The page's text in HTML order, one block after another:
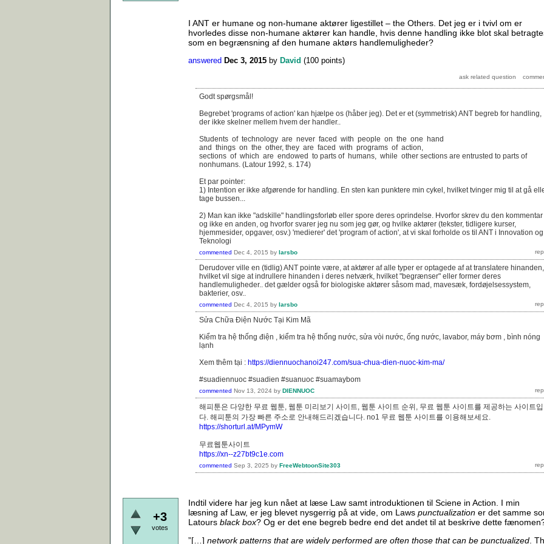
I ANT er humane og non-humane aktører ligestillet – the Others. Det jeg er i tvivl om er
hvorledes disse non-humane aktører kan handle, hvis denne handling ikke blot skal
som en begrænsning af den humane aktørs handlemuligheder?
answered Dec 3, 2015 by David (100 points)
Godt spørgsmål!
Begrebet 'programs of action' kan hjælpe os (håber jeg). Det er et (symmetrisk) ANT begreb for handling,
der ikke skelner mellem hvem der handler..
Students of technology are never faced with people on the one hand
and things on the other, they are faced with programs of action,
sections of which are endowed to parts of humans, while other sections are entrusted to parts of
nonhumans. (Latour 1992, s. 174)
Et par pointer:
1) Intention er ikke afgørende for handling. En sten kan punktere min cykel, hvilket tvinger mig til at gå
tage bussen...
2) Man kan ikke "adskille" handlingsforløb eller spore deres oprindelse. Hvorfor skrev du den kommentar
og ikke en anden, og hvorfor svarer jeg nu som jeg gør, og hvilke aktører (tekster, tidligere kurser,
hjemmesider, opgaver, osv.) 'medierer' det 'program of action', at vi skal forholde os til ANT i Innovation og
Teknologi
commented Dec 4, 2015 by larsbo
Derudover ville en (tidlig) ANT pointe være, at aktører af alle typer er optagede af at translatere hinanden,
hvilket vil sige at indrullere hinanden i deres netværk, hvilket "begrænser" eller former deres
handlemuligheder.. det gælder også for biologiske aktører såsom mad, mavesæk, fordøjelsessystem,
bakterier, osv..
commented Dec 4, 2015 by larsbo
Sửa Chữa Điện Nước Tại Kim Mã
Kiểm tra hệ thống điện , kiểm tra hệ thống nước, sửa vòi nước, ống nước, lavabor, máy bơm , bình nóng
lạnh
Xem thêm tại : https://diennuochanoi247.com/sua-chua-dien-nuoc-kim-ma/
#suadiennuoc #suadien #suanuoc #suamaybom
commented Nov 13, 2024 by DIENNUOC
해피툰은 다양한 무료 웹툰, 웹툰 미리보기 사이트, 웹툰 사이트 순위, 무료 웹툰 사이트를 제공하는 사이트
다. 해피툰의 가장 빠른 주소로 안내해드리겠습니다. no1 무료 웹툰 사이트를 이용해보세요.
https://shorturl.at/MPymW
무료웹툰사이트
https://xn--z27bt9c1e.com
commented Sep 3, 2025 by FreeWebtoonSite303
+3
votes
Indtil videre har jeg kun nået at læse Law samt introduktionen til Sciene in Action. I min
læsning af Law, er jeg blevet nysgerrig på at vide, om Laws punctualization er det samme
Latours black box? Og er det ene begreb bedre end det andet til at beskrive dette
”[…] network patterns that are widely performed are often those that can be punctualized .